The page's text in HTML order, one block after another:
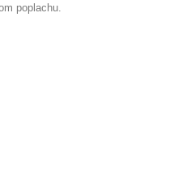
poplachu.